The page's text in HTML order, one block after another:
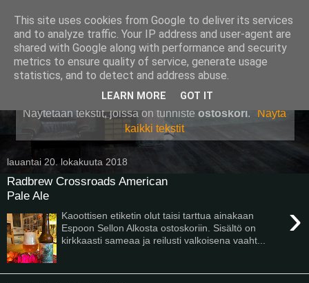
Pullollinen
Näytetään tekstit, joissa on tunniste ostoskori.
Näytä
kaikki tekstit
lauantai 20. lokakuuta 2018
Radbrew Crossroads American
Pale Ale
›
Kaoottisen etiketin olut taisi tarttua ainakaan
Espoon Sellon Alkosta ostoskoriin. Sisältö on
kirkkaasti sameaa ja reilusti valkoisena vaaht...
This site uses cookies from Google to deliver its services
and to analyze traffic. Your IP address and user-agent are
shared with Google along with performance and security
metrics to ensure quality of service, generate usage
statistics, and to detect and address abuse.
LEARN MORE GOT IT